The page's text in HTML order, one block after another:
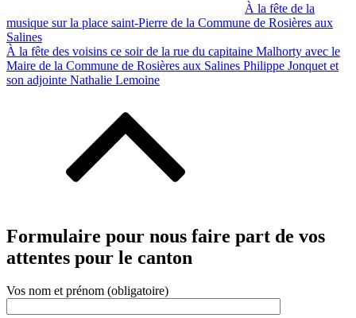
À la fête de la
musique sur la place saint-Pierre de la Commune de Rosières aux
Salines
À la fête des voisins ce soir de la rue du capitaine Malhorty avec le
Maire de la Commune de Rosières aux Salines Philippe Jonquet et
son adjointe Nathalie Lemoine
Formulaire pour nous faire part de vos
attentes pour le canton
Vos nom et prénom (obligatoire)